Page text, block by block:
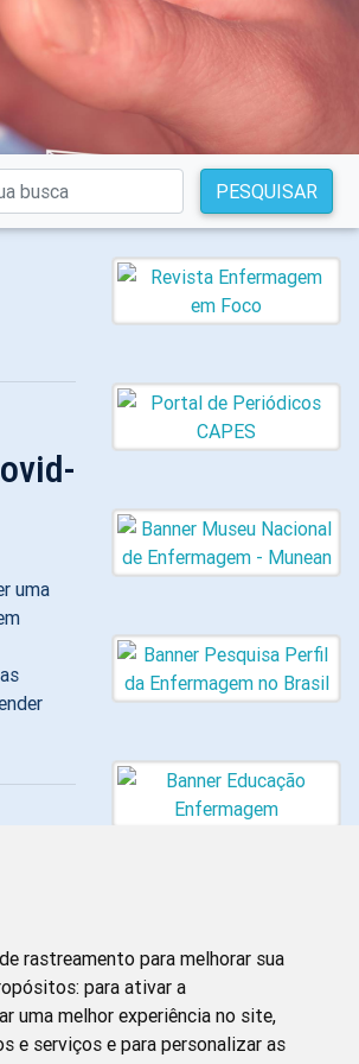
rastreamento para melhorar sua
para ativar a
uma melhor experiência no site,
e serviços e para personalizar as
PESQUISAR
uma
Newsletter da